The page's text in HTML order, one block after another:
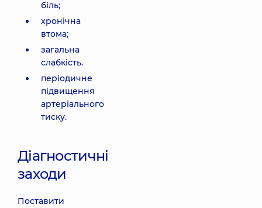
біль;
хронічна
втома;
загальна
слабкість.
періодичне
підвищення
артеріального
тиску.
Діагностичні
заходи
Поставити